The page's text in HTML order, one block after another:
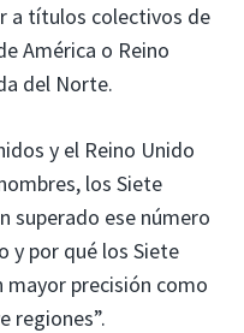
a títulos colectivos de
América o Reino
del Norte.
y el Reino Unido
los Siete
superado ese número
y por qué los Siete
mayor precisión como
regiones”.